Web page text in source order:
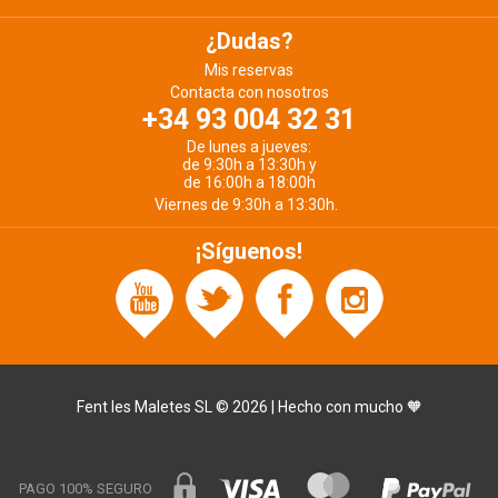
¿Dudas?
Mis reservas
Contacta con nosotros
+34 93 004 32 31
De lunes a jueves:
de 9:30h a 13:30h y
de 16:00h a 18:00h
Viernes de 9:30h a 13:30h.
¡Síguenos!
Fent les Maletes SL © 2026 | Hecho con mucho 🧡
PAGO 100% SEGURO